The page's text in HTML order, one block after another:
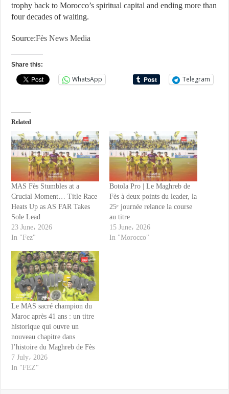
trophy back to Morocco’s spiritual capital and ending more than
four decades of waiting.
Source:Fès News Media
Share this:
WhatsApp Telegram
Related
MAS Fès Stumbles at a
Crucial Moment… Title Race
Heats Up as AS FAR Takes
Sole Lead
23 June، 2026
In "Fez"
Botola Pro | Le Maghreb de
Fès à deux points du leader, la
25ᵉ journée relance la course
au titre
15 June، 2026
In "Morocco"
Le MAS sacré champion du
Maroc après 41 ans : un titre
historique qui ouvre un
nouveau chapitre dans
l’histoire du Maghreb de Fès
7 July، 2026
In "FEZ"